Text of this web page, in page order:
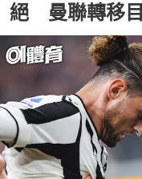
絕 曼聯轉移